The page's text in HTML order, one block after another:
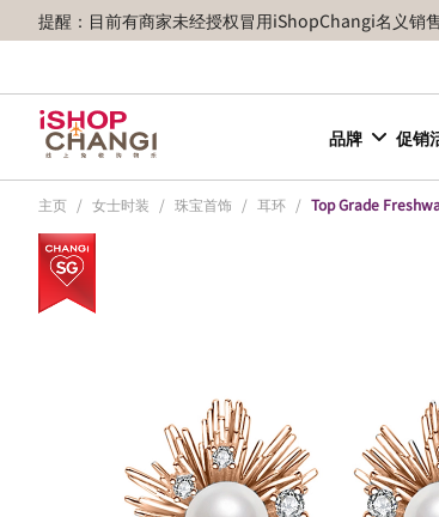
提醒：目前有商家未经授权冒用iShopChangi名义销
品牌 促销
主页 / 女士时装 / 珠宝首饰 / 耳环 / Top Grade